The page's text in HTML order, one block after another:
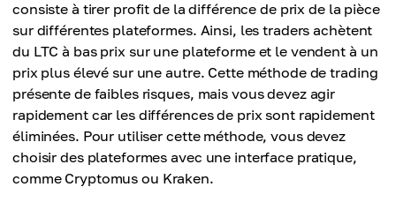
consiste à tirer profit de la différence de prix de la pièce
sur différentes plateformes. Ainsi, les traders achètent
du LTC à bas prix sur une plateforme et le vendent à un
prix plus élevé sur une autre. Cette méthode de trading
présente de faibles risques, mais vous devez agir
rapidement car les différences de prix sont rapidement
éliminées. Pour utiliser cette méthode, vous devez
choisir des plateformes avec une interface pratique,
comme Cryptomus ou Kraken.